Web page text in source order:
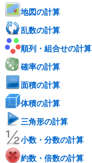
地図の計算
乱数の計算
順列・組合せの計算
確率の計算
面積の計算
体積の計算
三角形の計算
小数・分数の計算
約数・倍数の計算